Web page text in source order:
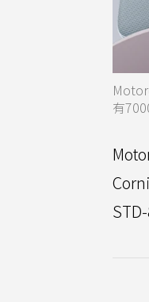
有